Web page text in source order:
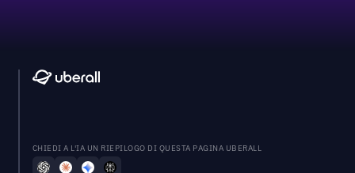
CHIEDI A L'IA UN RIEPILOGO DI QUESTA PAGINA UBERALL